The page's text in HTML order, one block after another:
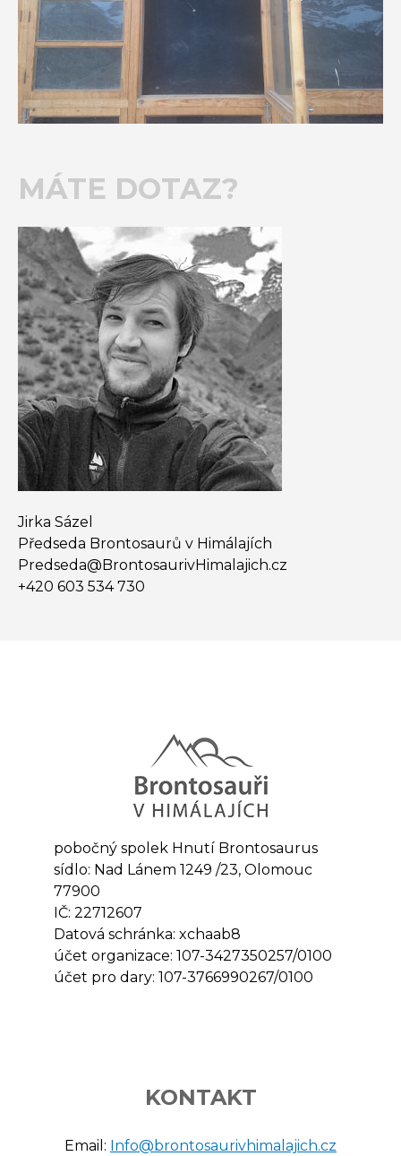
MÁTE DOTAZ?
Jirka Sázel
Předseda Brontosaurů v Himálajích
Predseda@​BrontosaurivHimalajich.cz
+420 603 534 730
pobočný spolek Hnutí Brontosaurus
sídlo: Nad Lánem 1249 /23, Olomouc
77900
IČ: 22712607
Datová schránka: xchaab8
účet organizace: 107-3427350257/0100
účet pro dary: 107-3766990267/0100
KONTAKT
Email: Info@brontosaurivhimalajich.cz